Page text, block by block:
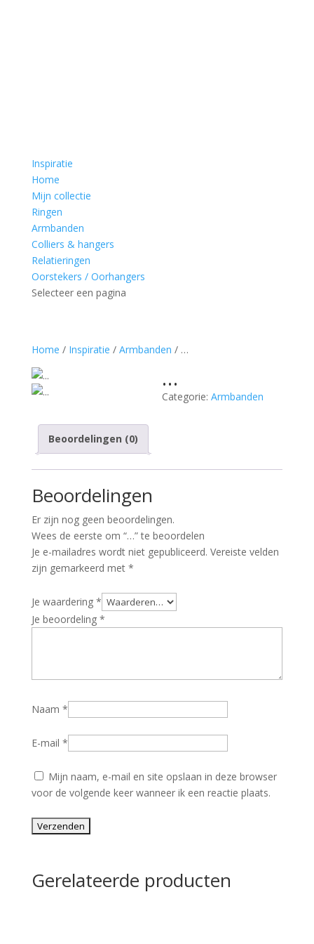
Inspiratie
Home
Mijn collectie
Ringen
Armbanden
Colliers & hangers
Relatieringen
Oorstekers / Oorhangers
Selecteer een pagina
Home / Inspiratie / Armbanden / …
…
Categorie:Armbanden
Beoordelingen (0)
Beoordelingen
Er zijn nog geen beoordelingen.
Wees de eerste om “…” te beoordelen
Je e-mailadres wordt niet gepubliceerd. Vereiste velden
zijn gemarkeerd met *
Je waardering *
Je beoordeling *
Naam *
E-mail *
Mijn naam, e-mail en site opslaan in deze browser
voor de volgende keer wanneer ik een reactie plaats.
Gerelateerde producten